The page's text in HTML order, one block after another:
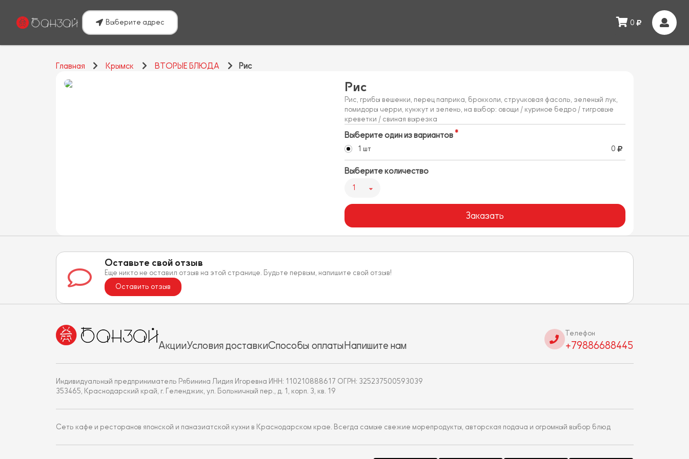
Выберите адрес 0
Главная Крымск ВТОРЫЕ БЛЮДА Рис
Рис
Рис, грибы вешенки, перец паприка, брокколи, стручковая фасоль, зеленый лук,
помидоры черри, кунжут и зелень, на выбор: овощи / куриное бедро / тигровые
креветки / свиная вырезка
Выберите один из вариантов
1 шт 0
Выберите количество
1
Заказать
Оставьте свой отзыв
Еще никто не оставил отзыв на этой странице. Будьте первым, напишите свой отзыв!
Оставить отзыв
АкцииУсловия доставкиСпособы оплатыНапишите нам
Телефон
+79886688445
Индивидуальный предприниматель Рябинина Лидия Игоревна ИНН: 110210888617 ОГРН: 325237500593039
353465, Краснодарский край, г. Геленджик, ул. Больничный пер., д. 1, корп. 3, кв. 19
Сеть кафе и ресторанов японской и паназиатской кухни в Краснодарском крае. Всегда самые свежие морепродукты, авторская подача и огромный выбор блюд